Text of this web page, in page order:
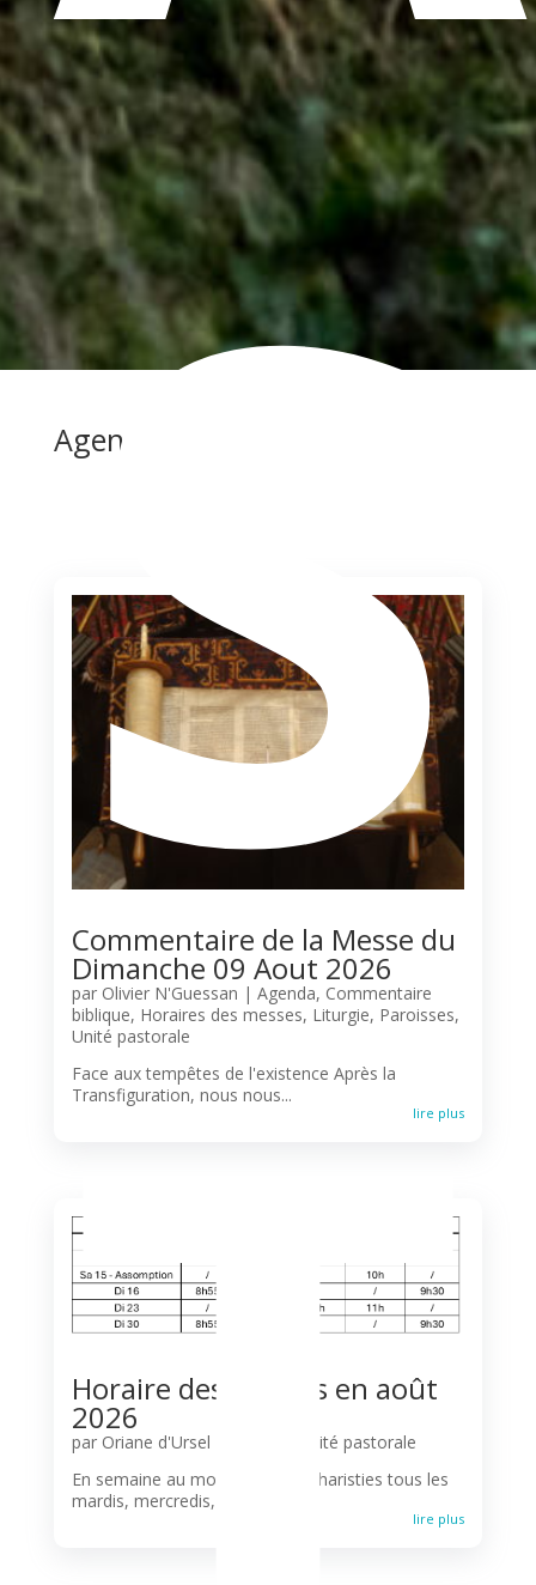
S
Agenda
Commentaire de la Messe du
Dimanche 09 Aout 2026
par Olivier N'Guessan | Agenda, Commentaire
biblique, Horaires des messes, Liturgie, Paroisses,
Unité pastorale
Face aux tempêtes de l'existence Après la
Transfiguration, nous nous...
lire plus
Horaire des messes en août
2026
par Oriane d'Ursel
Unité pastorale
En semaine au mois d'août: Eucharisties tous les
mardis, mercredis, jeudis et...
lire plus